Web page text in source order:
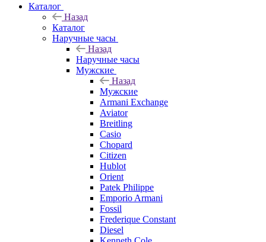
Каталог
Назад
Каталог
Наручные часы
Назад
Наручные часы
Мужские
Назад
Мужские
Armani Exchange
Aviator
Breitling
Casio
Chopard
Citizen
Hublot
Orient
Patek Philippe
Emporio Armani
Fossil
Frederique Constant
Diesel